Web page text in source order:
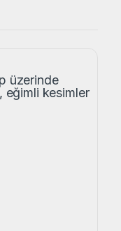
üzerinde
eğimli kesimler